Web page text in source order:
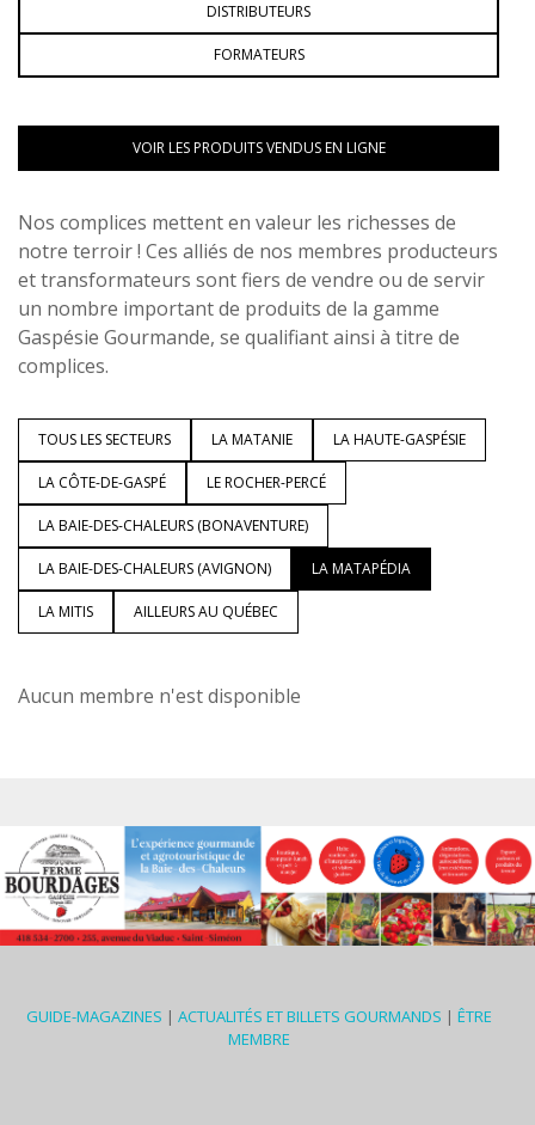
DISTRIBUTEURS
FORMATEURS
VOIR LES PRODUITS VENDUS EN LIGNE
Nos complices mettent en valeur les richesses de
notre terroir ! Ces alliés de nos membres producteurs
et transformateurs sont fiers de vendre ou de servir
un nombre important de produits de la gamme
Gaspésie Gourmande, se qualifiant ainsi à titre de
complices.
TOUS LES SECTEURS LA MATANIE LA HAUTE-GASPÉSIE
LA CÔTE-DE-GASPÉ LE ROCHER-PERCÉ
LA BAIE-DES-CHALEURS (BONAVENTURE)
LA BAIE-DES-CHALEURS (AVIGNON) LA MATAPÉDIA
LA MITIS AILLEURS AU QUÉBEC
Aucun membre n'est disponible
GUIDE-MAGAZINES | ACTUALITÉS ET BILLETS GOURMANDS | ÊTRE
MEMBRE